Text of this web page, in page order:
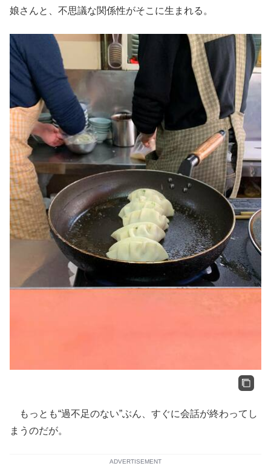
娘さんと、不思議な関係性がそこに生まれる。
もっとも“過不足のない”ぶん、すぐに会話が終わってし
まうのだが。
ADVERTISEMENT